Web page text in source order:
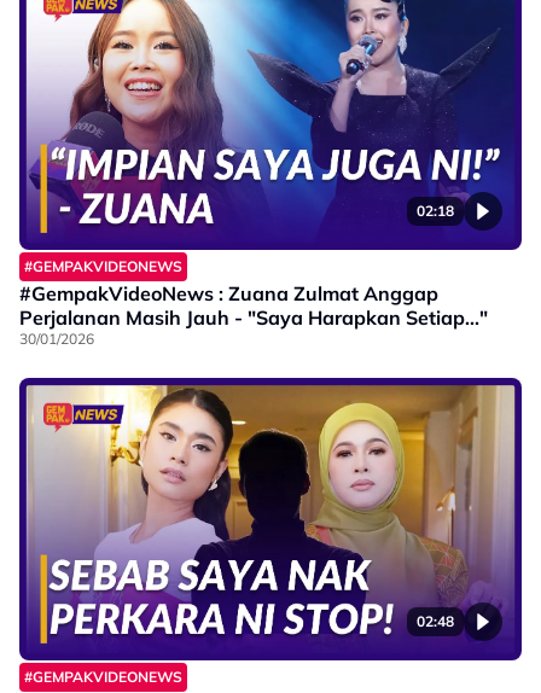
02:18
#GEMPAKVIDEONEWS
#GempakVideoNews : Zuana Zulmat Anggap
Perjalanan Masih Jauh - "Saya Harapkan Setiap..."
30/01/2026
02:48
#GEMPAKVIDEONEWS